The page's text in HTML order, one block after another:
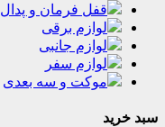
قفل فرمان و پدال
لوازم برقی
لوازم جانبی
لوازم سفر
موکت و سه بعدی
سبد خرید